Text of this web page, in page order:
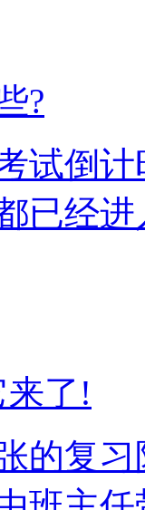
?
倒计
已经
来了!
复习